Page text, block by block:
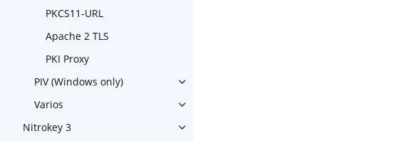
PKCS11-URL
Apache 2 TLS
PKI Proxy
PIV (Windows only)
Toggle navigation of PIV (Windows only)
Varios
Toggle navigation of Varios
Nitrokey 3
Toggle navigation of Nitrokey 3